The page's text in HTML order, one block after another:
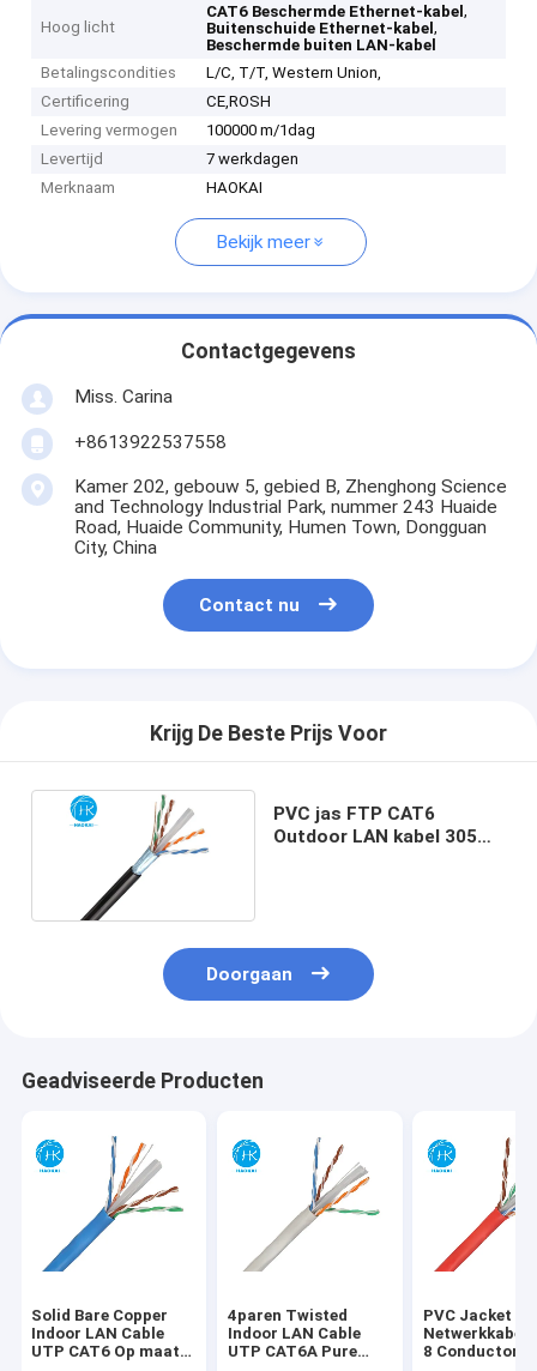
Hoog licht
CAT6 Beschermde Ethernet-kabel,
Buitenschuide Ethernet-kabel,
Beschermde buiten LAN-kabel
Betalingscondities
L/C, T/T, Western Union,
Certificering
CE,ROSH
Levering vermogen
100000 m/1dag
Levertijd
7 werkdagen
Merknaam
HAOKAI
Bekijk meer
Contactgegevens
Miss. Carina
+8613922537558
Kamer 202, gebouw 5, gebied B, Zhenghong Science
and Technology Industrial Park, nummer 243 Huaide
Road, Huaide Community, Humen Town, Dongguan
City, China
Contact nu
Krijg De Beste Prijs Voor
PVC jas FTP CAT6
Outdoor LAN kabel 305m
Doorgaan
Geadviseerde Producten
Solid Bare Copper
Indoor LAN Cable
UTP CAT6 Op maat
4paren Twisted
Indoor LAN Cable
UTP CAT6A Pure
PVC Jacket
Netwerkkabel
8 Conductor